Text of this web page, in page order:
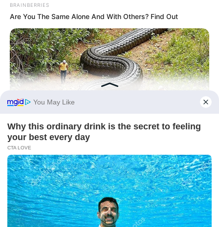
BRAINBERRIES
Are You The Same Alone And With Others? Find Out
BRAINBERRIES
The Monster Snake That Makes Anacondas Look Tiny!